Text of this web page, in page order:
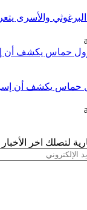
البرغوثي والأسرى
حماس يكشف أن
لتصلك اخر الأخبار